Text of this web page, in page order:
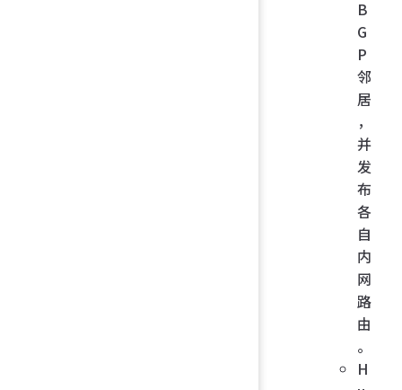
B
G
P
邻
居
，
并
发
布
各
自
内
网
路
由
。
H